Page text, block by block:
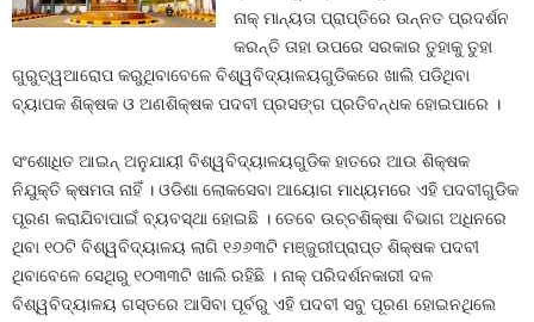
ନାକ୍‍ ମାନ୍ୟତା ପ୍ରାପ୍ତିରେ ଉନ୍ନତ ପ୍ରଦର୍ଶନ
କରନ୍ତି ତାହା ଉପରେ ସରକାର ତୁହାକୁ ତୁହା
ଗୁରୁତ୍ୱଆରୋପ କରୁଥିବାବେଳେ ବିଶ୍ୱବିଦ୍ୟାଳୟଗୁଡିକରେ ଖାଲି ପଡିଥିବା
ବ୍ୟାପକ ଶିକ୍ଷକ ଓ ଅଣଶିକ୍ଷକ ପଦବୀ ପ୍ରସଙ୍ଗ ପ୍ରତିବନ୍ଧକ ହୋଇପାରେ ।
ସଂଶୋଧିତ ଆଇନ୍‍ ଅନୁଯାୟୀ ବିଶ୍ୱବିଦ୍ୟାଳୟଗୁଡିକ ହାତରେ ଆଉ ଶିକ୍ଷକ
ନିଯୁକ୍ତି କ୍ଷମତା ନାହିଁ । ଓଡିଶା ଲୋକସେବା ଆୟୋଗ ମାଧ୍ୟମରେ ଏହି ପଦବୀଗୁଡିକ
ପୂରଣ କରାଯିବାପାଇଁ ବ୍ୟବସ୍ଥା ହୋଇଛି । ତେବେ ଉଚ୍ଚଶିକ୍ଷା ବିଭାଗ ଅଧିନରେ
ଥିବା ୧୦ଟି ବିଶ୍ୱବିଦ୍ୟାଳୟ ଲାଗି ୧୬୬୩ଟି ମଞ୍ଜୁରୀପ୍ରାପ୍ତ ଶିକ୍ଷକ ପଦବୀ
ଥିବାବେଳେ ସେଥିରୁ ୧୦୩୩ଟି ଖାଲି ରହିଛି । ନାକ୍‍ ପରିଦର୍ଶନକାରୀ ଦଳ
ବିଶ୍ୱବିଦ୍ୟାଳୟ ଗସ୍ତରେ ଆସିବା ପୂର୍ବରୁ ଏହି ପଦବୀ ସବୁ ପୂରଣ ହୋଇନଥିଲେ